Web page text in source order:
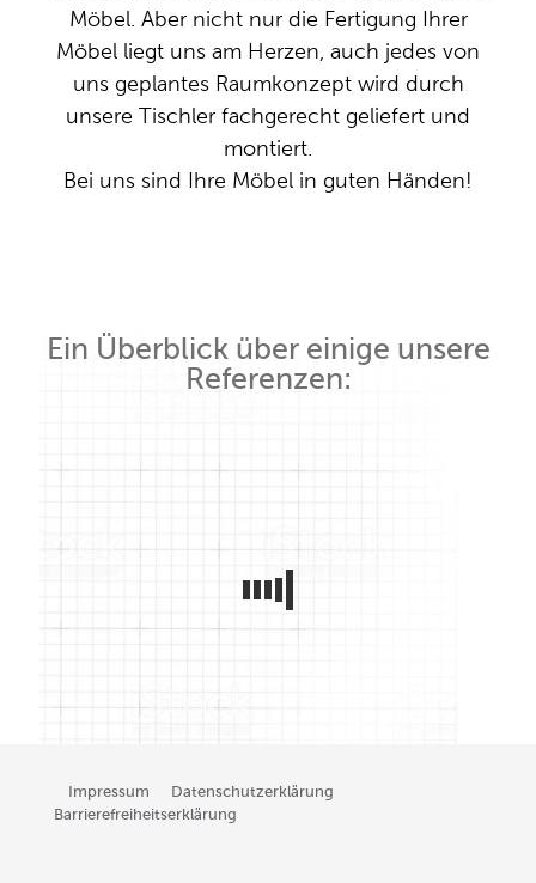
Möbel. Aber nicht nur die Fertigung Ihrer
Möbel liegt uns am Herzen, auch jedes von
uns geplantes Raumkonzept wird durch
unsere Tischler fachgerecht geliefert und
montiert.
Bei uns sind Ihre Möbel in guten Händen!
Ein Überblick über einige unsere
Referenzen:
Impressum
Datenschutzerklärung
Barrierefreiheits­erklärung